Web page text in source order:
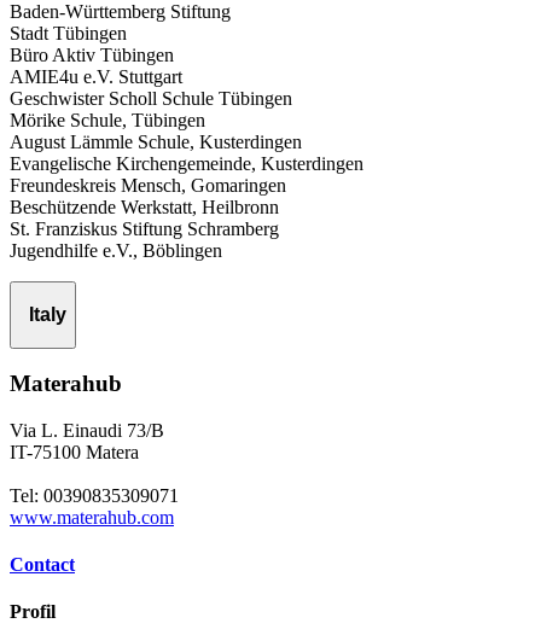
Baden-Württemberg Stiftung
Stadt Tübingen
Büro Aktiv Tübingen
AMIE4u e.V. Stuttgart
Geschwister Scholl Schule Tübingen
Mörike Schule, Tübingen
August Lämmle Schule, Kusterdingen
Evangelische Kirchengemeinde, Kusterdingen
Freundeskreis Mensch, Gomaringen
Beschützende Werkstatt, Heilbronn
St. Franziskus Stiftung Schramberg
Jugendhilfe e.V., Böblingen
Italy
Materahub
Via L. Einaudi 73/B
IT-75100 Matera
Tel: 00390835309071
www.materahub.com
Contact
Profil